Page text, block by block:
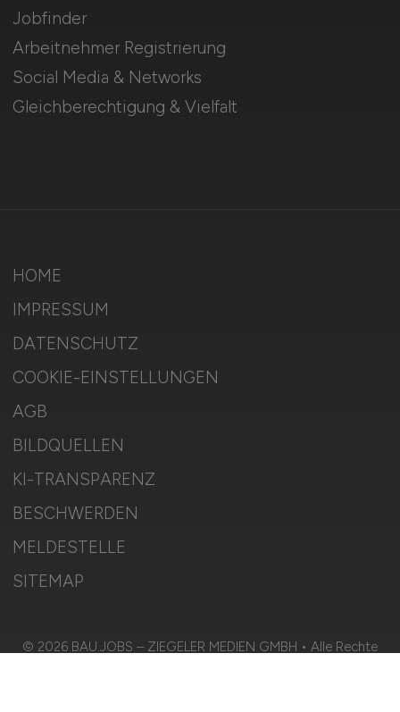
Jobfinder
Arbeitnehmer Registrierung
Social Media & Networks
Gleichberechtigung & Vielfalt
HOME
IMPRESSUM
DATENSCHUTZ
COOKIE-EINSTELLUNGEN
AGB
BILDQUELLEN
KI-TRANSPARENZ
BESCHWERDEN
MELDESTELLE
SITEMAP
© 2026 BAU.JOBS – ZIEGELER MEDIEN GMBH • Alle Rechte